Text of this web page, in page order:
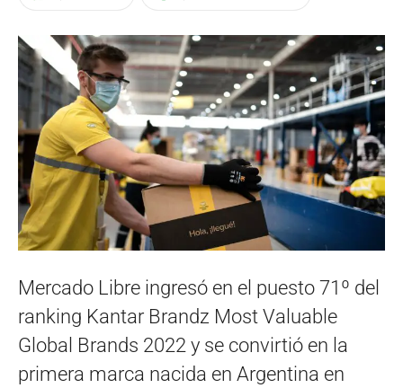
Mercado Libre ingresó en el puesto 71º del
ranking Kantar Brandz Most Valuable
Global Brands 2022 y se convirtió en la
primera marca nacida en Argentina en